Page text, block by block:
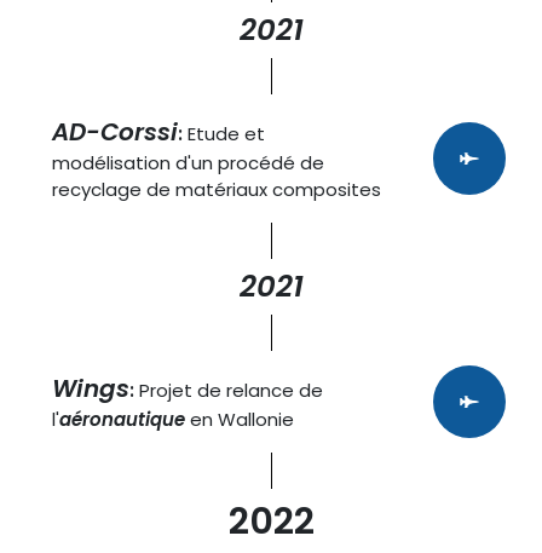
2021
AD-Corssi:Etude et
modélisation d'un procédé de
recyclage de matériaux composites
2021
Wings:Projet de relance de
l'aéronautiqueen Wallonie
2022